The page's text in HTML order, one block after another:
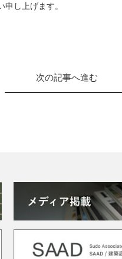
し上げます。
次の記事へ進む